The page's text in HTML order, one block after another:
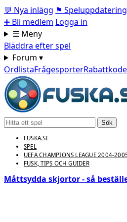
💬 Nya inlägg ⚑
➕ Bli medlem Logga in
☰ Meny
Bläddra efter spel
Forum ▾
OrdlistaFrågesporter
Sök
FUSKA.SE
SPEL
UEFA CHAMPIONS LEAGUE 2004-
FUSK, TIPS OCH GUIDER
Måttsydda skjortor - så